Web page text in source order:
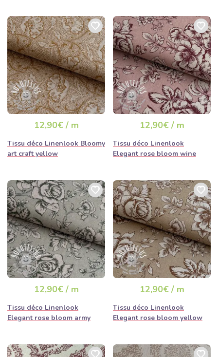
12,90€ / m
Tissu déco Linenlook Bloomy
art craft yellow
12,90€ / m
Tissu déco Linenlook
Elegant rose bloom wine
12,90€ / m
Tissu déco Linenlook
Elegant rose bloom army
12,90€ / m
Tissu déco Linenlook
Elegant rose bloom yellow